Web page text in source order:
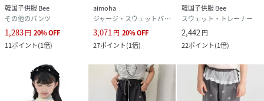
韓国子供服 Bee
その他のパンツ
1,283円 20%OFF
11ポイント(1倍)
aimoha
ジャージ・スウェットパンツ
3,071 円 20%OFF
27ポイント(1倍)
韓国子供服 Bee
スウェット・トレーナー
2,442 円
22ポイント(1倍)